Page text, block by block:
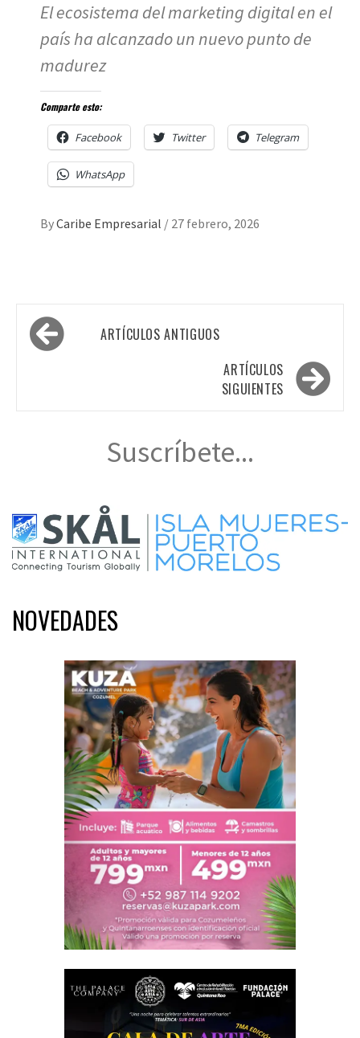
El ecosistema del marketing digital en el
país ha alcanzado un nuevo punto de
madurez
Comparte esto:
Facebook Twitter Telegram
WhatsApp
ByCaribe Empresarial / 27 febrero, 2026
Navegación
de
ARTÍCULOS ANTIGUOS
ARTÍCULOS
SIGUIENTES
Suscríbete...
NOVEDADES